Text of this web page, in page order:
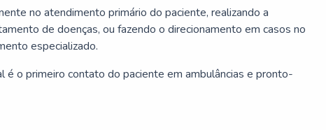
no atendimento primário do paciente, realizando a
de doenças, ou fazendo o direcionamento em casos no
especializado.
é o primeiro contato do paciente em ambulâncias e pronto-